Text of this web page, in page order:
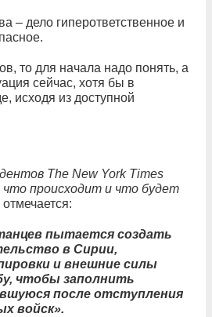
– дело гиперответственное и
то для начала надо понять, а
сейчас, хотя бы в
исходя из доступной
The New York Times
что происходит и что будет
отмечается:
пытается создать
в Сирии,
и внешние силы
чтобы заполнить
после отступления
войск».